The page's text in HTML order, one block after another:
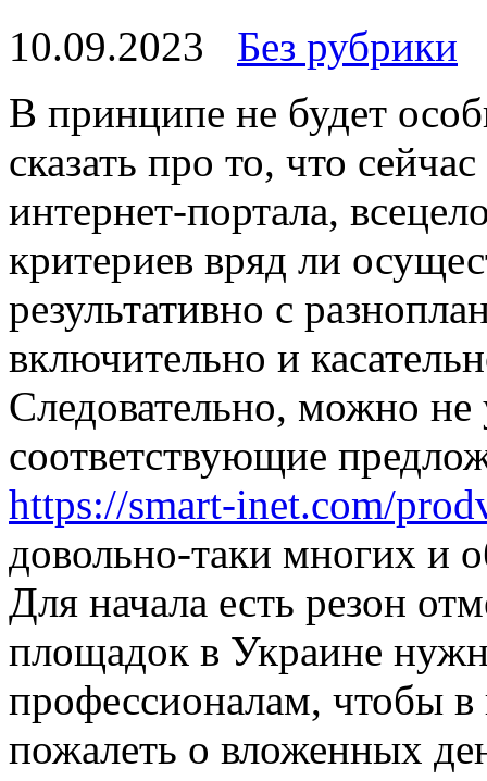
10.09.2023
Без рубрики
В принципe нe будет
сказать про то, что
интернет-портала,
критериев вряд ли
результативно с
включительно и
Следовательно, можно не
соответствующие
https://smart-inet.com/
довольно-таки многих и
Для начала есть резон
площадок в Украине
профессионалам, чтобы в
пожалеть о вложенных